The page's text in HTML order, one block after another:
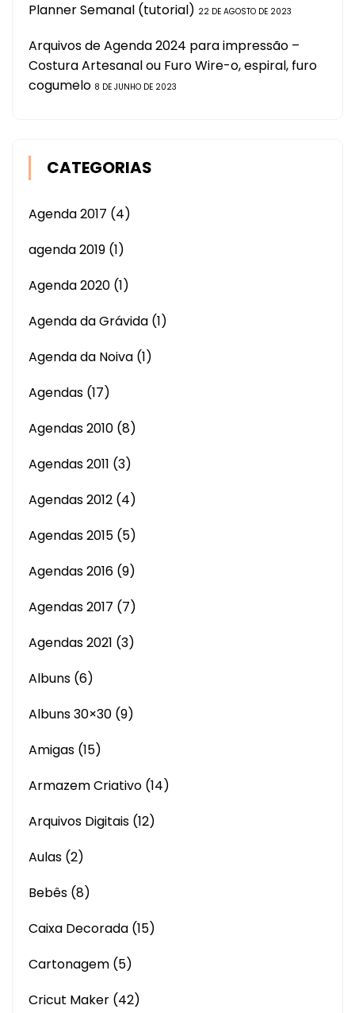
Planner Semanal (tutorial) 22 DE AGOSTO DE 2023
Arquivos de Agenda 2024 para impressão –
Costura Artesanal ou Furo Wire-o, espiral, furo
cogumelo 8 DE JUNHO DE 2023
CATEGORIAS
Agenda 2017 (4)
agenda 2019 (1)
Agenda 2020 (1)
Agenda da Grávida (1)
Agenda da Noiva (1)
Agendas (17)
Agendas 2010 (8)
Agendas 2011 (3)
Agendas 2012 (4)
Agendas 2015 (5)
Agendas 2016 (9)
Agendas 2017 (7)
Agendas 2021 (3)
Albuns (6)
Albuns 30×30 (9)
Amigas (15)
Armazem Criativo (14)
Arquivos Digitais (12)
Aulas (2)
Bebês (8)
Caixa Decorada (15)
Cartonagem (5)
Cricut Maker (42)